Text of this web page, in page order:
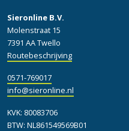
Sieronline B.V.
Molenstraat 15
7391 AA Twello
Routebeschrijving
0571-769017
info@sieronline.nl
KVK: 80083706
BTW: NL861549569B01